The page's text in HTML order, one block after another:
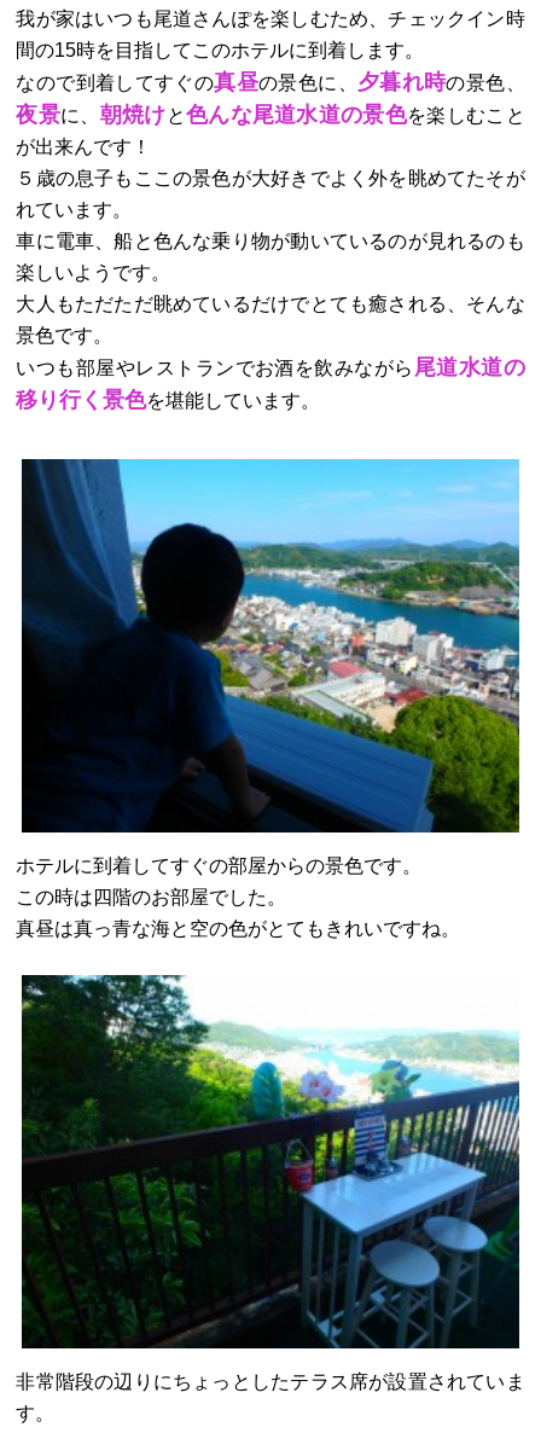
我が家はいつも尾道さんぽを楽しむため、チェックイン時
間の15時を目指してこのホテルに到着します。
なので到着してすぐの真昼の景色に、 夕暮れ時の景色、
夜景に、 朝焼けと色んな尾道水道の景色を楽しむこと
が出来んです！
５歳の息子もここの景色が大好きでよく外を眺めてたそが
れています。
車に電車、船と色んな乗り物が動いているのが見れるのも
楽しいようです。
大人もただただ眺めているだけでとても癒される、そんな
景色です。
いつも部屋やレストランでお酒を飲みながら 尾道水道の
移り行く景色を堪能しています。
ホテルに到着してすぐの部屋からの景色です。
この時は四階のお部屋でした。
真昼は真っ青な海と空の色がとてもきれいですね。
非常階段の辺りにちょっとしたテラス席が設置されていま
す。